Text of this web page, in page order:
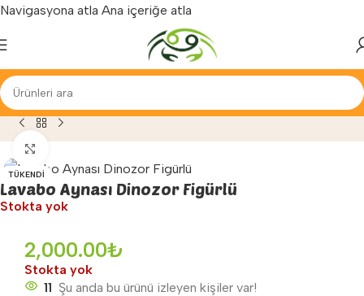
Navigasyona atla Ana içeriğe atla
Yenilenen arayüzümüz ile hizmetinizdeyiz...
»Anaokulu Malzemeleri
TÜKENDI
Lavabo Aynası Dinozor Figürlü
Stokta yok
2,000.00₺
Stokta yok
11 Şu anda bu ürünü izleyen kişiler var!